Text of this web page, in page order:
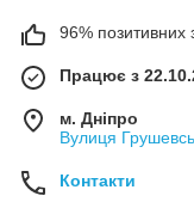
96% позитивних
Працює з
м. Дніпро
Вулиця
Контакти